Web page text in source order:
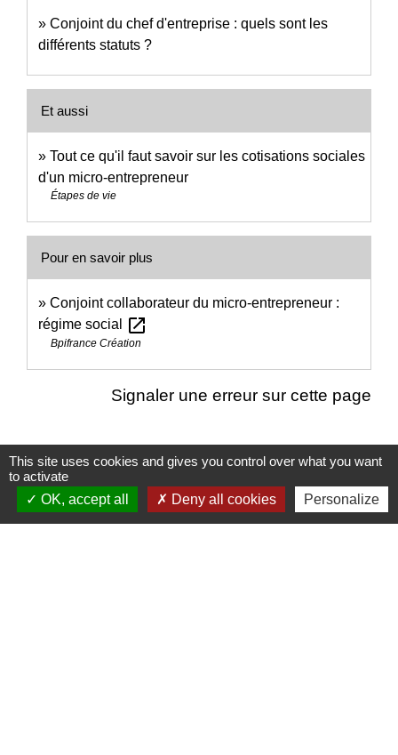
Conjoint du chef d'entreprise : quels sont les
différents statuts ?
Et aussi
Tout ce qu'il faut savoir sur les cotisations sociales
d'un micro-entrepreneur
Étapes de vie
Pour en savoir plus
Conjoint collaborateur du micro-entrepreneur :
régime social
open_in_new
Bpifrance Création
Signaler une erreur sur cette page
Nous contacter
This site uses cookies and gives you control over what you want
to activate
OK, accept all
Deny all cookies Personalize